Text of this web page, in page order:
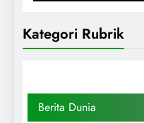
Kategori Rubrik
Berita Dunia